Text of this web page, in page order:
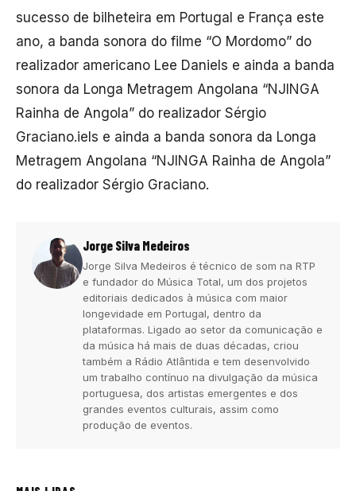
sucesso de bilheteira em Portugal e França este
ano, a banda sonora do filme “O Mordomo” do
realizador americano Lee Daniels e ainda a banda
sonora da Longa Metragem Angolana “NJINGA
Rainha de Angola” do realizador Sérgio
Graciano.iels e ainda a banda sonora da Longa
Metragem Angolana “NJINGA Rainha de Angola”
do realizador Sérgio Graciano.
Jorge Silva Medeiros
Jorge Silva Medeiros é técnico de som na RTP
e fundador do Música Total, um dos projetos
editoriais dedicados à música com maior
longevidade em Portugal, dentro da
plataformas. Ligado ao setor da comunicação e
da música há mais de duas décadas, criou
também a Rádio Atlântida e tem desenvolvido
um trabalho contínuo na divulgação da música
portuguesa, dos artistas emergentes e dos
grandes eventos culturais, assim como
produção de eventos.